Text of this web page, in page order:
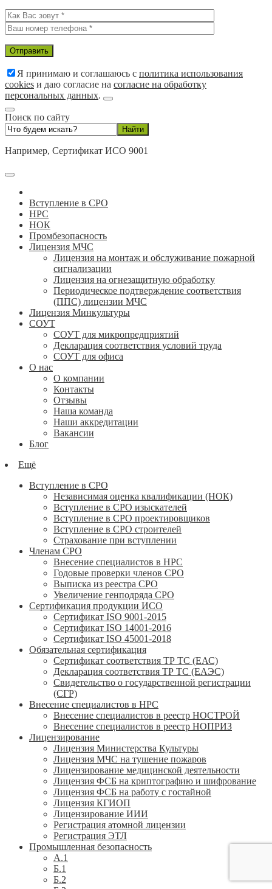
Я принимаю и соглашаюсь с политика использования
cookies и даю согласие на согласие на обработку
персональных данных.
Поиск по сайту
Например, Сертификат ИСО 9001
Вступление в СРО
НРС
НОК
Промбезопасность
Лицензия МЧС
Лицензия на монтаж и обслуживание пожарной
сигнализации
Лицензия на огнезащитную обработку
Периодическое подтверждение соответствия
(ППС) лицензии МЧС
Лицензия Минкультуры
СОУТ
СОУТ для микропредприятий
Декларация соответствия условий труда
СОУТ для офиса
О нас
О компании
Контакты
Отзывы
Наша команда
Наши аккредитации
Вакансии
Блог
Ещё
Вступление в СРО
Независимая оценка квалификации (НОК)
Вступление в СРО изыскателей
Вступление в СРО проектировщиков
Вступление в СРО строителей
Страхование при вступлении
Членам СРО
Внесение специалистов в НРС
Годовые проверки членов СРО
Выписка из реестра СРО
Увеличение генподряда СРО
Сертификация продукции ИСО
Сертификат ISO 9001-2015
Сертификат ISO 14001-2016
Сертификат ISO 45001-2018
Обязательная сертификация
Сертификат соответствия ТР ТС (ЕАС)
Декларация соответствия ТР ТС (ЕАЭС)
Свидетельство о государственной регистрации
(СГР)
Внесение специалистов в НРС
Внесение специалистов в реестр НОСТРОЙ
Внесение специалистов в реестр НОПРИЗ
Лицензирование
Лицензия Министерства Культуры
Лицензия МЧС на тушение пожаров
Лицензирование медицинской деятельности
Лицензия ФСБ на криптографию и шифрование
Лицензия ФСБ на работу с гостайной
Лицензия КГИОП
Лицензирование ИИИ
Регистрация атомной лицензии
Регистрация ЭТЛ
Промышленная безопасность
А.1
Б.1
Б.2